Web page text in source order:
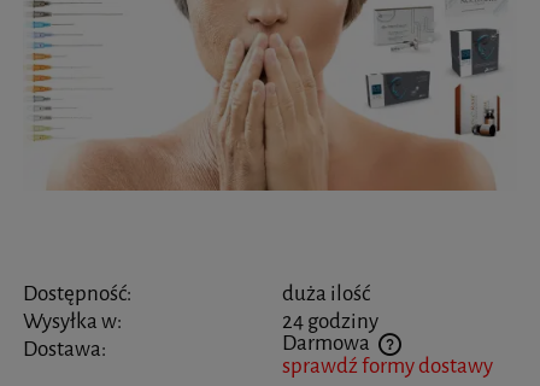
Dostępność:
duża ilość
Wysyłka w:
24 godziny
Dostawa:
Darmowa
Cena nie zawiera ewentualnych kosztów płatnościsprawdź formy dostawy